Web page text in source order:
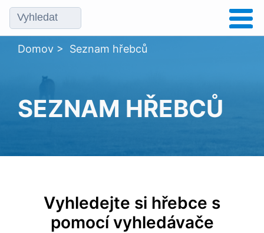
Domov > Seznam hřebců
SEZNAM HŘEBCŮ
Vyhledejte si hřebce s
pomocí vyhledávače